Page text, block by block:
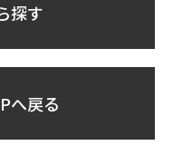
探す
へ戻る